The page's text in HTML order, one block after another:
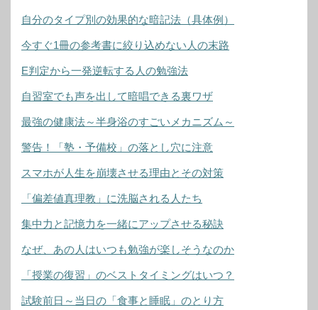
自分のタイプ別の効果的な暗記法（具体例）
今すぐ1冊の参考書に絞り込めない人の末路
E判定から一発逆転する人の勉強法
自習室でも声を出して暗唱できる裏ワザ
最強の健康法～半身浴のすごいメカニズム～
警告！「塾・予備校」の落とし穴に注意
スマホが人生を崩壊させる理由とその対策
「偏差値真理教」に洗脳される人たち
集中力と記憶力を一緒にアップさせる秘訣
なぜ、あの人はいつも勉強が楽しそうなのか
「授業の復習」のベストタイミングはいつ？
試験前日～当日の「食事と睡眠」のとり方